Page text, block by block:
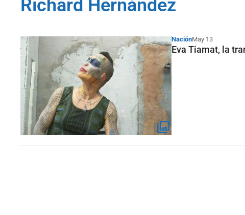
Richard Hernández
NaciónMay 13
Eva Tiamat, la